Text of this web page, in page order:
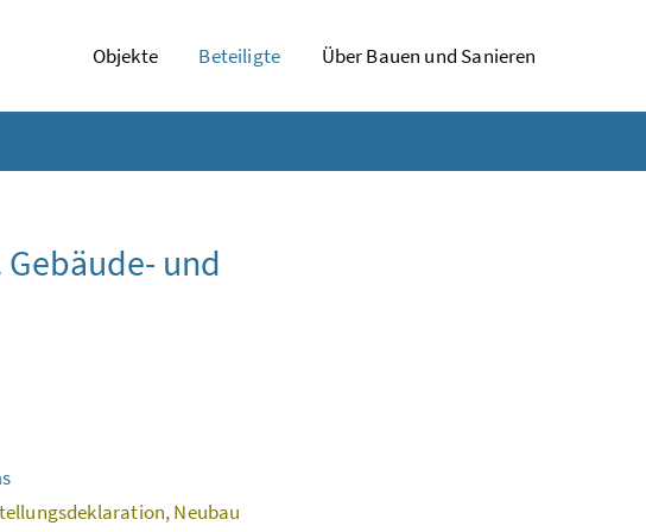
Objekte Beteiligte Über Bauen und Sanieren
und
Neubau